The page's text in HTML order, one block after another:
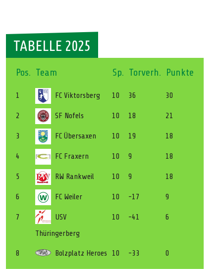
TABELLE 2025
Pos. Team Sp. Torverh. Punkte
1 FC Viktorsberg 10 36 30
2 SF Nofels 10 18 21
3 FC Übersaxen 10 19 18
4 FC Fraxern 10 9 18
5 RW Rankweil 10 9 18
6 FC Weiler 10 -17 9
7
USV
Thüringerberg
10 -41 6
8 Bolzplatz Heroes 10 -33 0